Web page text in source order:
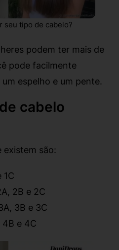
seu tipo de cabelo?
podem ter mais de
pode facilmente
espelho e um pente.
cabelo
existem são:
1C
2B e 2C
3B e 3C
4B e 4C